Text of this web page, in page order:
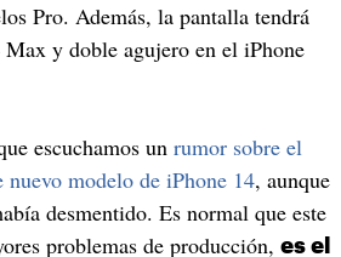
Pro. Además, la pantalla tendrá
y doble agujero en el iPhone
escuchamos un rumor sobre el
nuevo modelo de iPhone 14, aunque
desmentido. Es normal que este
problemas de producción, es el